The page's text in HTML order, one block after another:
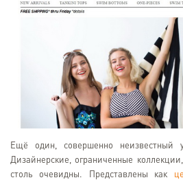
Ещё один, совершенно неизвестный
Дизайнерские, ограниченные
столь очевидны. Представлены как